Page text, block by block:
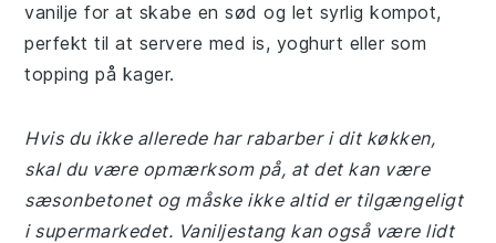
vanilje for at skabe en sød og let syrlig kompot,
perfekt til at servere med is, yoghurt eller som
topping på kager.
Hvis du ikke allerede har rabarber i dit køkken,
skal du være opmærksom på, at det kan være
sæsonbetonet og måske ikke altid er tilgængeligt
i supermarkedet. Vaniljestang kan også være lidt